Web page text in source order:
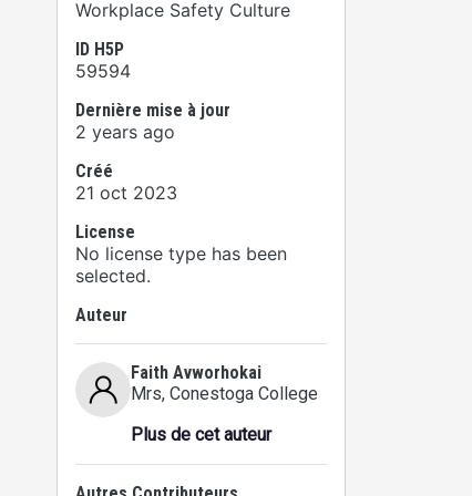
Workplace Safety Culture
ID H5P
59594
Dernière mise à jour
2 years ago
Créé
21 oct 2023
License
No license type has been
selected.
Auteur
Faith Avworhokai
Mrs, Conestoga College
Plus de cet auteur